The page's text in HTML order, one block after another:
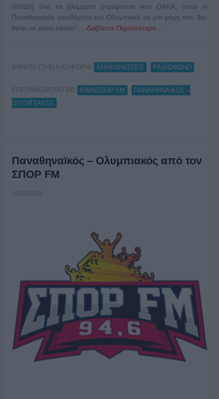
(06/10) όλα τα βλέμματα στρέφονται στο ΟΑΚΑ, όπου ο
Παναθηναϊκός υποδέχεται τον Ολυμπιακό σε μια μάχη που δεν
θέλει να χάσει κανείς! … Διαβάστε Περισσότερα...
ΑΝΗΚΕΙ ΣΤΗΝ ΚΑΤΗΓΟΡΙΑ: ΑΝΑΚΟΙΝΩΣΕΙΣ ΡΑΔΙΟΦΩΝΟ
ΕΠΙΣΗΜΑΣΜΕΝΟ ΜΕ: BWINΣΠΟΡ FM
ΠΑΝΑΘΗΝΑΪΚΟΣ –
ΟΛΥΜΠΙΑΚΟΣ
Παναθηναϊκός – Ολυμπιακός από τον
ΣΠΟΡ FM
16/03/2019